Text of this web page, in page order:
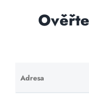
Adresa
Ponechte
toto pole